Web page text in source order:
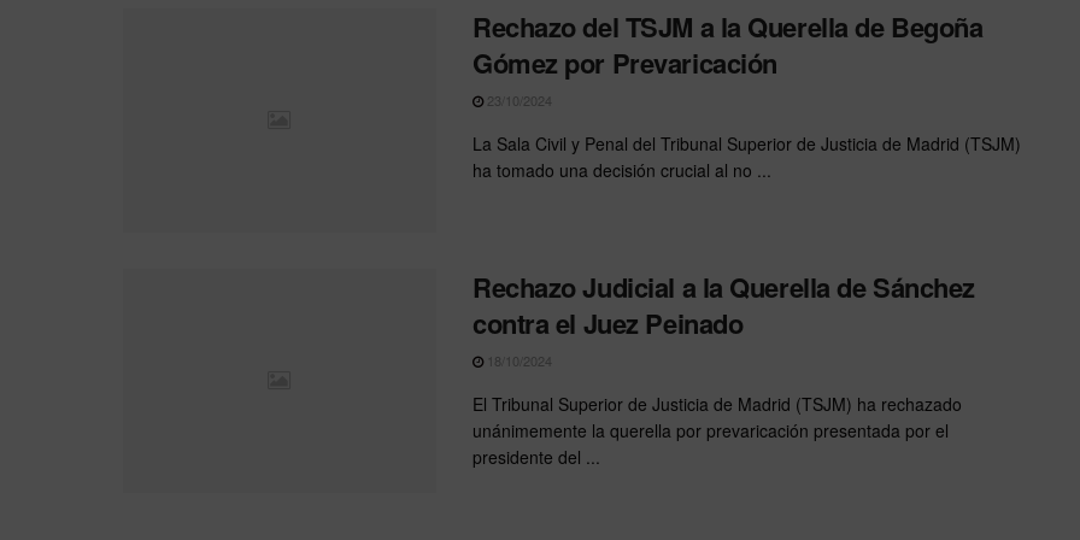
Rechazo del TSJM a la Querella de Begoña
Gómez por Prevaricación
23/10/2024
La Sala Civil y Penal del Tribunal Superior de Justicia de Madrid (TSJM)
ha tomado una decisión crucial al no ...
Rechazo Judicial a la Querella de Sánchez
contra el Juez Peinado
18/10/2024
El Tribunal Superior de Justicia de Madrid (TSJM) ha rechazado
unánimemente la querella por prevaricación presentada por el
presidente del ...